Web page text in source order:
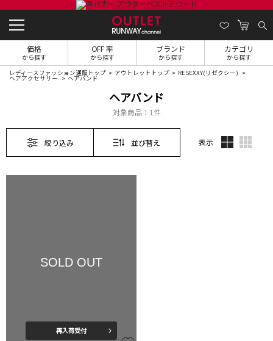
価格
から探す
OFF 率
から探す
ブランド
から探す
カテゴリ
から探す
レディースファッション通販トップ アウトレットトップ RESEXXY(リゼクシー)
ヘアアクセサリー ヘアバンド
ヘアバンド
対象商品： 1件
絞り込み 並び替え 表示
SOLD OUT
再入荷受付